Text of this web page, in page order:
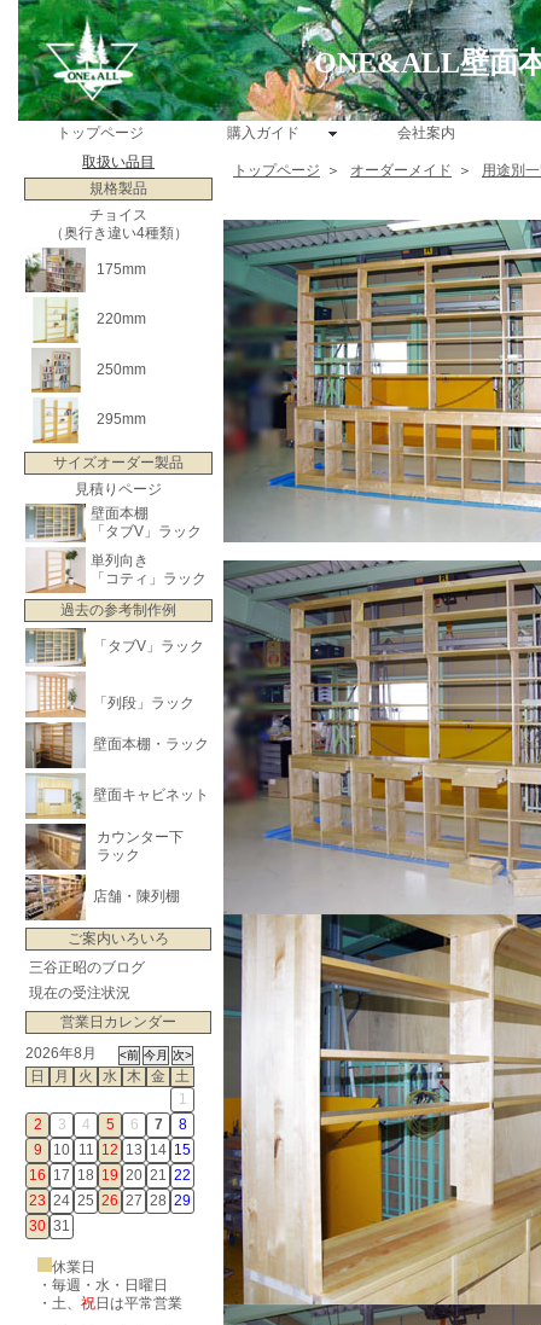
ONE&ALL壁面
トップページ 購入ガイド
会社案内
取扱い品目
規格製品
チョイス
（奥行き違い4種類）
175mm
220mm
250mm
295mm
サイズオーダー製品
見積りページ
壁面本棚
「タブV」ラック
単列向き
「コティ」ラック
過去の参考制作例
「タブV」ラック
「列段」ラック
壁面本棚・ラック
壁面キャビネット
カウンター下
ラック
店舗・陳列棚
ご案内いろいろ
三谷正昭のブログ
現在の受注状況
営業日カレンダー
2026年8月
日
月 火 水 木 金
土
1
2
3 4 5 6 7
8
9
10 11 12 13 14 15
16 17 18 19 20 21 22
23 24 25 26 27 28 29
30 31
休業日
・毎週・水・日曜日
・ 土、 祝日は平常営業
トップページ ＞ オーダーメイド ＞ 用途別